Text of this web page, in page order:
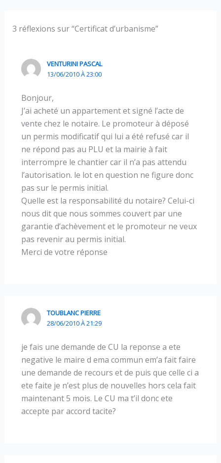
3 réflexions sur “Certificat d’urbanisme”
VENTURINI PASCAL
13/06/2010 À 23:00
Bonjour,
J’ai acheté un appartement et signé l’acte de
vente chez le notaire. Le promoteur à déposé
un permis modificatif qui lui a été refusé car il
ne répond pas au PLU et la mairie à fait
interrompre le chantier car il n’a pas attendu
l’autorisation. le lot en question ne figure donc
pas sur le permis initial.
Quelle est la responsabilité du notaire? Celui-ci
nous dit que nous sommes couvert par une
garantie d’achèvement et le promoteur ne veux
pas revenir au permis initial.
Merci de votre réponse
TOUBLANC PIERRE
28/06/2010 À 21:29
je fais une demande de CU la reponse a ete
negative le maire d ema commun em’a fait faire
une demande de recours et de puis que celle ci a
ete faite je n’est plus de nouvelles hors cela fait
maintenant 5 mois. Le CU ma t’il donc ete
accepte par accord tacite?